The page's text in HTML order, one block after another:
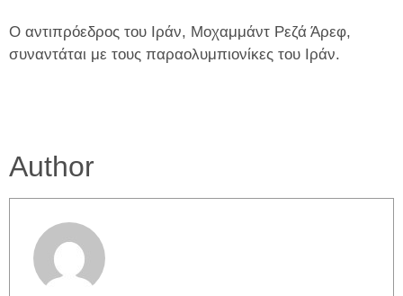
Ο αντιπρόεδρος του Ιράν, Μοχαμμάντ Ρεζά Άρεφ,
συναντάται με τους παραολυμπιονίκες του Ιράν.
Author